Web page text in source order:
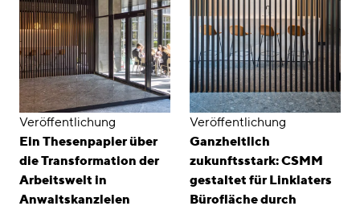
Veröffentlichung
Ein Thesenpapier über
die Transformation der
Arbeitswelt in
Anwaltskanzleien
Veröffentlichung
Ganzheitlich
zukunftsstark: CSMM
gestaltet für Linklaters
Bürofläche durch